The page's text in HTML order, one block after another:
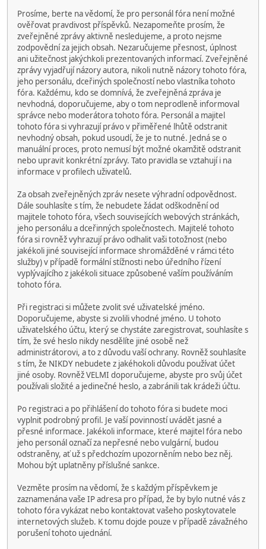
Prosíme, berte na vědomí, že pro personál fóra není možné
ověřovat pravdivost příspěvků. Nezapomeňte prosím, že
zveřejněné zprávy aktivně nesledujeme, a proto nejsme
zodpovědní za jejich obsah. Nezaručujeme přesnost, úplnost
ani užitečnost jakýchkoli prezentovaných informací. Zveřejněné
zprávy vyjadřují názory autora, nikoli nutně názory tohoto fóra,
jeho personálu, dceřiných společností nebo vlastníka tohoto
fóra. Každému, kdo se domnívá, že zveřejněná zpráva je
nevhodná, doporučujeme, aby o tom neprodleně informoval
správce nebo moderátora tohoto fóra. Personál a majitel
tohoto fóra si vyhrazují právo v přiměřené lhůtě odstranit
nevhodný obsah, pokud usoudí, že je to nutné. Jedná se o
manuální proces, proto nemusí být možné okamžitě odstranit
nebo upravit konkrétní zprávy. Tato pravidla se vztahují i na
informace v profilech uživatelů.
Za obsah zveřejněných zpráv nesete výhradní odpovědnost.
Dále souhlasíte s tím, že nebudete žádat odškodnění od
majitele tohoto fóra, všech souvisejících webových stránkách,
jeho personálu a dceřinných společnostech. Majitelé tohoto
fóra si rovněž vyhrazují právo odhalit vaši totožnost (nebo
jakékoli jiné související informace shromážděné v rámci této
služby) v případě formální stížnosti nebo úředního řízení
vyplývajícího z jakékoli situace způsobené vaším používáním
tohoto fóra.
Při registraci si můžete zvolit své uživatelské jméno.
Doporučujeme, abyste si zvolili vhodné jméno. U tohoto
uživatelského účtu, který se chystáte zaregistrovat, souhlasíte s
tím, že své heslo nikdy nesdělíte jiné osobě než
administrátorovi, a to z důvodu vaší ochrany. Rovněž souhlasíte
s tím, že NIKDY nebudete z jakéhokoli důvodu používat účet
jiné osoby. Rovněž VELMI doporučujeme, abyste pro svůj účet
používali složité a jedinečné heslo, a zabránili tak krádeži účtu.
Po registraci a po přihlášení do tohoto fóra si budete moci
vyplnit podrobný profil. Je vaší povinností uvádět jasné a
přesné informace. Jakékoli informace, které majitel fóra nebo
jeho personál označí za nepřesné nebo vulgární, budou
odstraněny, ať už s předchozím upozorněním nebo bez něj.
Mohou být uplatněny příslušné sankce.
Vezměte prosím na vědomí, že s každým příspěvkem je
zaznamenána vaše IP adresa pro případ, že by bylo nutné vás z
tohoto fóra vykázat nebo kontaktovat vašeho poskytovatele
internetových služeb. K tomu dojde pouze v případě závažného
porušení tohoto ujednání.